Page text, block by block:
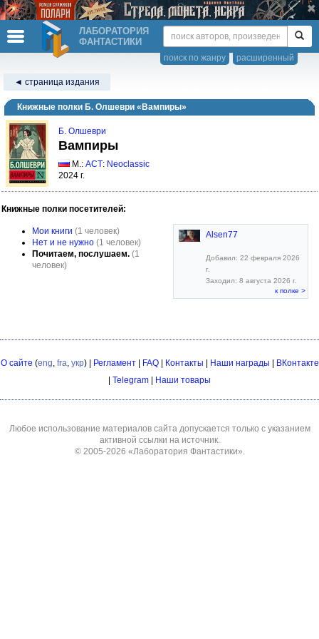
ЛАБОРАТОРИЯ
ФАНТАСТИКИ
расширенный
поиск по жанру
◄ страница издания
Книжные полки Б. Олшеври «Вампиры»
Б. Олшеври
Вампиры
М.: АСТ: Neoclassic
2024 г.
Книжные полки посетителей:
Мои книги (1 человек)
Нет и не нужно (1 человек)
Почитаем, послушаем. (1
человек)
Alsen77
Добавил: 22 февраля 2026
г.
Заходил: 8 августа 2026 г.
к полке >
О сайте (eng, fra, укр) | Регламент| FAQ| Контакты Наши награды
ВКонтакте
Telegram Наши товары
Любое использование материалов сайта допускается только с указанием
активной ссылки на источник.
© 2005-2026 «Лаборатория Фантастики».